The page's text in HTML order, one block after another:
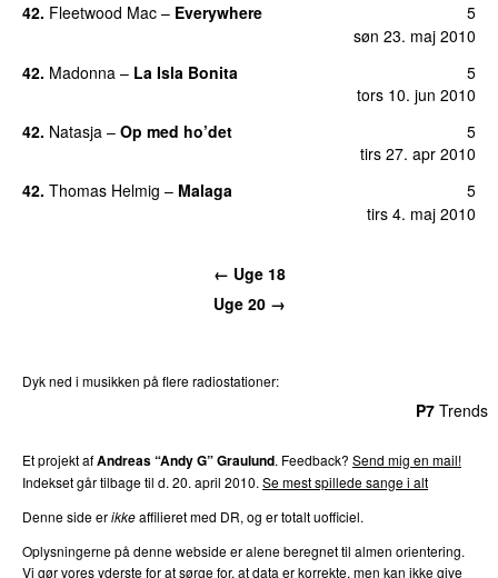
42. Fleetwood Mac – Everywhere
søn 23. maj 2010
5
42. Madonna – La Isla Bonita
tors 10. jun 2010
5
42. Natasja – Op med ho’det
tirs 27. apr 2010
5
42. Thomas Helmig – Malaga
tirs 4. maj 2010
5
← Uge 18
Uge 20 →
Dyk ned i musikken på flere radiostationer:
P7 Trends
Et projekt afAndreas “Andy G” Graulund. Feedback? Send mig en mail!
Indekset går tilbage til d. 20. april 2010. Se mest spillede sange i alt
Denne side erikkeaffilieret med DR, og er totalt uofficiel.
Oplysningerne på denne webside er alene beregnet til almen orientering.
Vi gør vores yderste for at sørge for, at data er korrekte, men kan ikke give